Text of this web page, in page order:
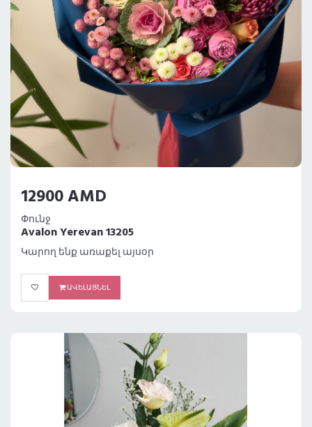
12900 AMD
Փունջ
Avalon Yerevan 13205
Կարող ենք առաքել այսօր
ԱՎԵԼԱՑՆԵԼ